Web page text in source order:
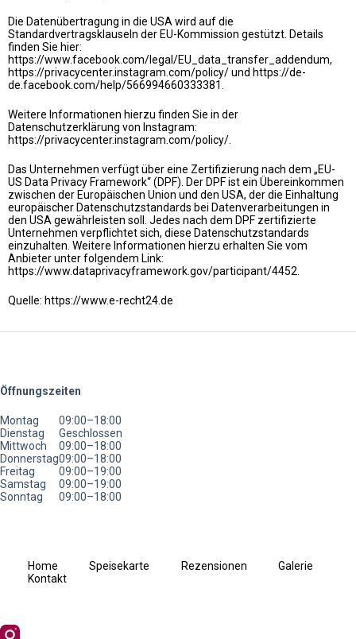
Die Datenübertragung in die USA wird auf die
Standardvertragsklauseln der EU-Kommission gestützt. Details
finden Sie hier:
https://www.facebook.com/legal/EU_data_transfer_addendum,
https://privacycenter.instagram.com/policy/und https://de-
de.facebook.com/help/566994660333381.
Weitere Informationen hierzu finden Sie in der
Datenschutzerklärung von Instagram:
https://privacycenter.instagram.com/policy/.
Das Unternehmen verfügt über eine Zertifizierung nach dem „EU-
US Data Privacy Framework“ (DPF). Der DPF ist ein Übereinkommen
zwischen der Europäischen Union und den USA, der die Einhaltung
europäischer Datenschutzstandards bei Datenverarbeitungen in
den USA gewährleisten soll. Jedes nach dem DPF zertifizierte
Unternehmen verpflichtet sich, diese Datenschutzstandards
einzuhalten. Weitere Informationen hierzu erhalten Sie vom
Anbieter unter folgendem Link:
https://www.dataprivacyframework.gov/participant/4452.
Quelle: https://www.e-recht24.de
Öffnungszeiten
Montag
Dienstag
Mittwoch
Donnerstag
Freitag
Samstag
Sonntag
09:00–18:00
Geschlossen
09:00–18:00
09:00–18:00
09:00–19:00
09:00–19:00
09:00–18:00
Home Speisekarte Rezensionen
Galerie
Kontakt